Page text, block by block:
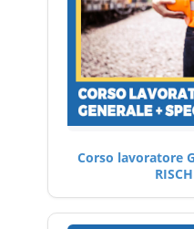
Corso lavoratore